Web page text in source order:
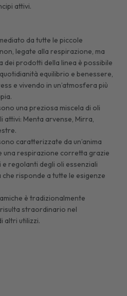
attivi.
da tutte le piccole
legate alla respirazione, ma
dei prodotti della linea è possibile
equilibrio e benessere,
e vivendo in un’atmosfera più
una preziosa miscela di oli
attivi: Menta arvense, Mirra,
caratterizzate da un’anima
una respirazione corretta grazie
regolanti degli oli essenziali
che risponde a tutte le esigenze
è tradizionalmente
straordinario nel
altri utilizzi.